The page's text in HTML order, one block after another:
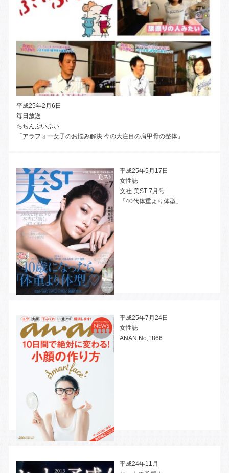
平成25年2月6日
毎日放送
ちちんぷいぷい
「アラフォー女子のお悩み解決 今の大注目の肩甲骨の整体」
平成25年5月17日
女性誌
文社 美ST 7月号
「40代体重より体型」
平成25年7月24日
女性誌
ANAN No,1866
平成24年11月